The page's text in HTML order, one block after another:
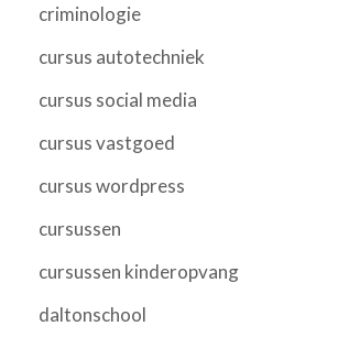
criminologie
cursus autotechniek
cursus social media
cursus vastgoed
cursus wordpress
cursussen
cursussen kinderopvang
daltonschool